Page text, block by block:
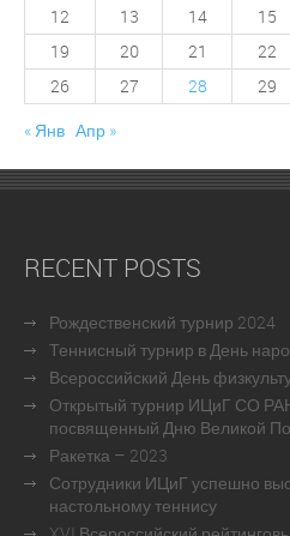
Советского
района
12
13 14 15
19
20 21 22
26
27 28 29
« Янв Апр »
RECENT POSTS
Рождественский турнир 2024
Теннисный турнир в День
Всероссийский День
Открытый турнир ИЦиГ СО
посвященный Дню Великой
Ракетка – 2023
Сотрудники ИЦиГ успешно
настольному теннису